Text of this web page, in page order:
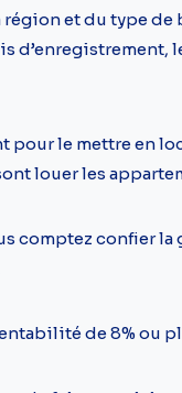
et du type
d’enregistrement,
pour le mettre en
louer les
comptez confier
de 8% ou